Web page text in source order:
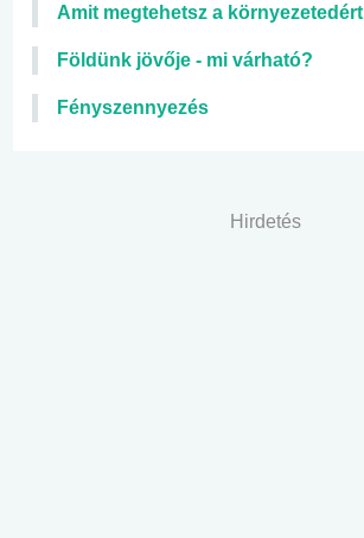
Amit megtehetsz a környezetedért
Földünk jövője - mi várható?
Fényszennyezés
Hirdetés